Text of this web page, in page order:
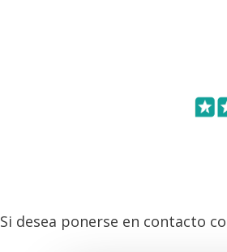
Si desea ponerse en contacto